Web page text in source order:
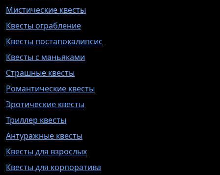
Мистические квесты
Квесты ограбление
Квесты постапокалипсис
Квесты с маньяками
Страшные квесты
Романтические квесты
Эротические квесты
Триллер квесты
Антуражные квесты
Квесты для взрослых
Квесты для корпоратива